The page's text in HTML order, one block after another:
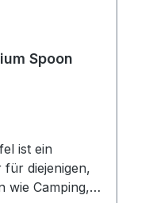
Spoon
ist ein
diejenigen,
wie Camping,